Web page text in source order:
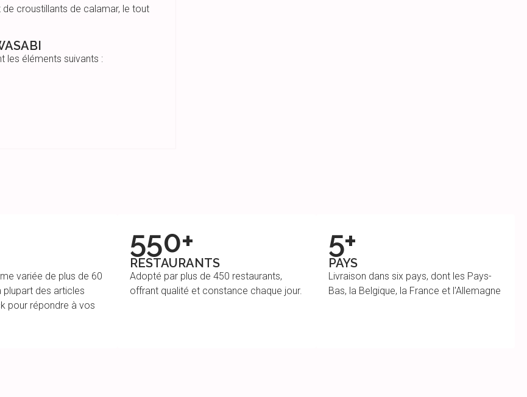
croustillants de calamar, le tout
les éléments suivants :
variée de plus de 60
plupart des articles
pour répondre à vos
550+
RESTAURANTS
Adopté par plus de 450 restaurants,
offrant qualité et constance chaque jour.
5+
PAYS
Livraison dans six pays, dont les Pays-
Bas, la Belgique, la France et l'Allemagne